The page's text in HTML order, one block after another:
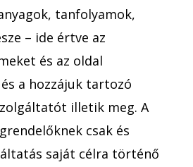
tanfolyamok,
– ide értve az
és az oldal
a hozzájuk tartozó
illetik meg. A
csak és
saját célra történő